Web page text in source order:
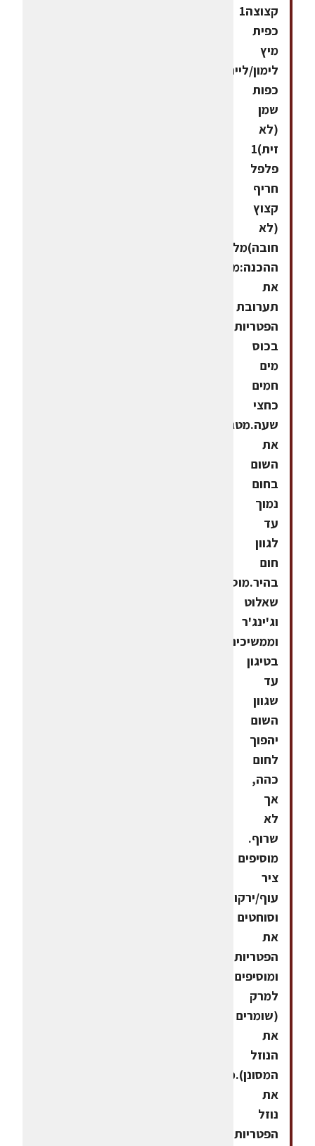
קצוצה1
כפית
מיץ
כפות
שמן
(לא
זית)1
פלפל
חריף
קצוץ
(לא
חובה)מלחאופן
ההכנה:משרים
את
תערובת
הפטריות
בכוס
מים
חמים
כחצי
שעה.מטגנים
את
השום
בחום
נמוך
עד
לגוון
חום
בהיר.מוסיפים
שאלוט
וג'ינג'ר
וממשיכים
בטיגון
עד
שגוון
השום
יהפוך
לחום
כהה,
אך
לא
שרוף.
מוסיפים
ציר
עוף/ירקות.מסננים
וסוחטים
את
הפטריות
ומוסיפים
למרק
(שומרים
את
הנוזל
המסונן).מוסיפים
את
נוזל
הפטריות